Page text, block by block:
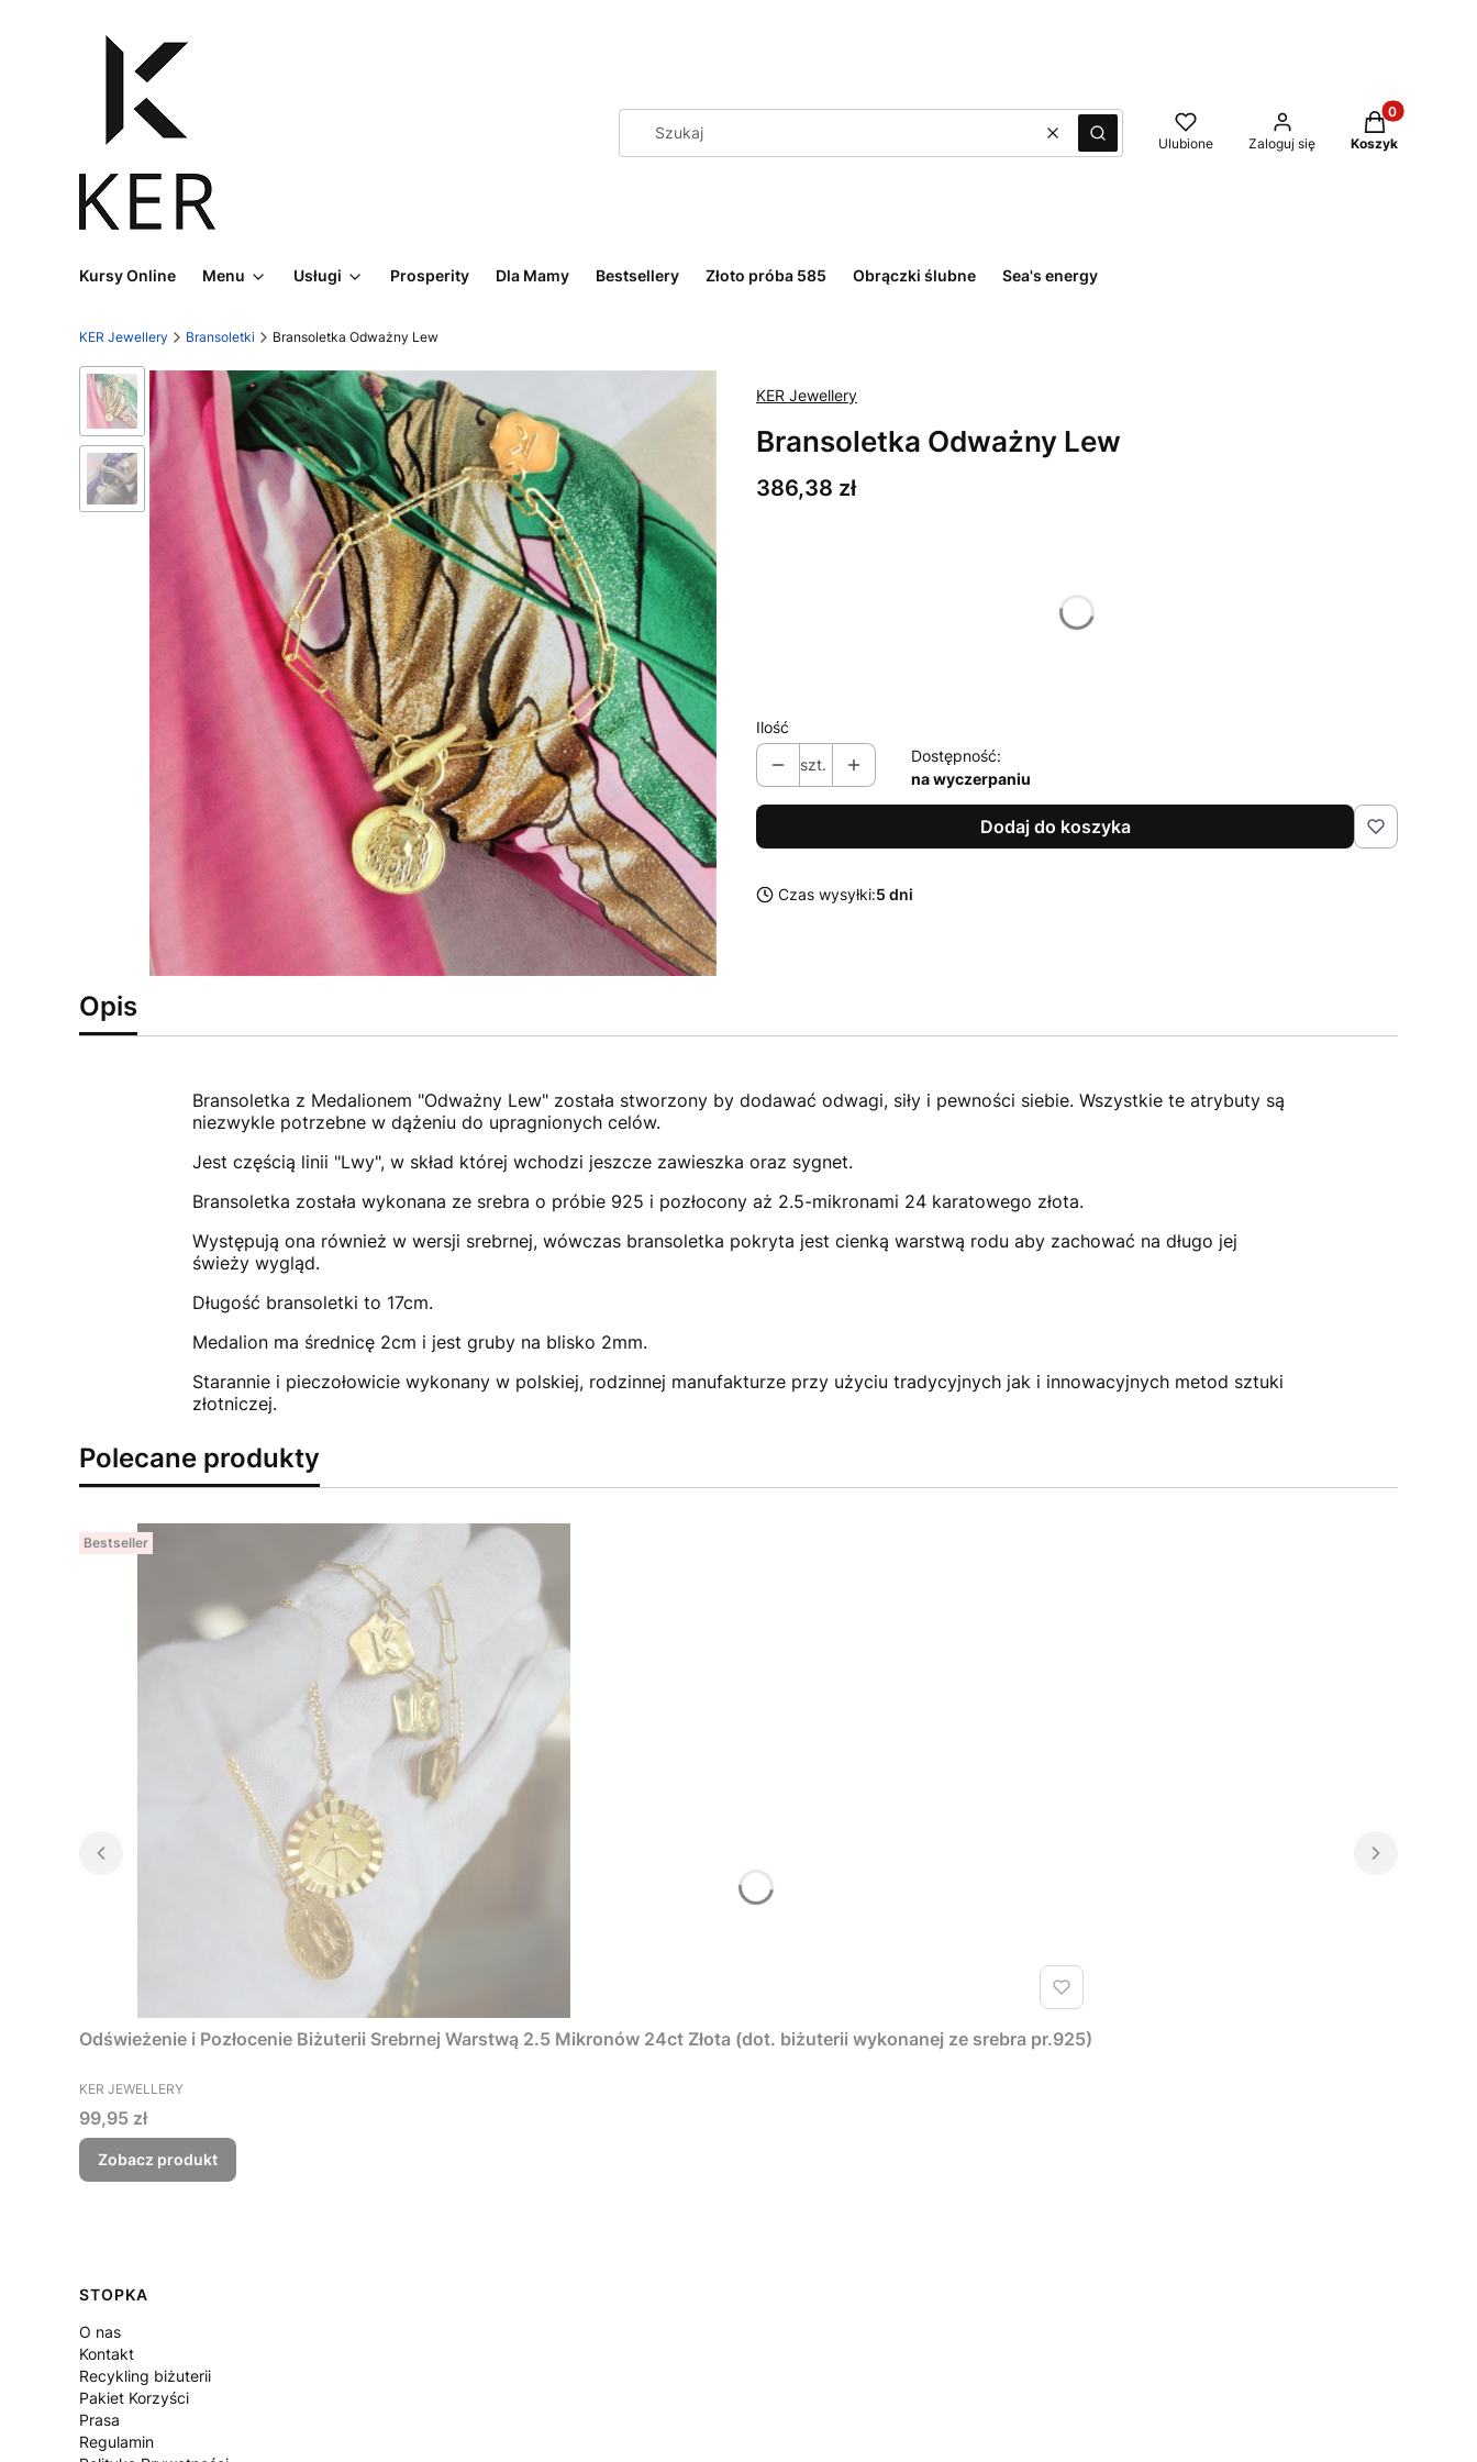
WyczyśćSzukaj Ulubione Zaloguj się
Produkty w
Koszyk
Kursy Online Menu Usługi Prosperity Dla Mamy Bestsellery Złoto próba 585 Obrączki ślubne Sea's energy
KER Jewellery Bransoletki Bransoletka Odważny Lew
KER Jewellery
Bransoletka Odważny Lew
Cena
386,38 zł
Ilość
szt.
Dostępność:
na wyczerpaniu
Dodaj do koszyka
Czas wysyłki:5 dni
Opis
Bransoletka z Medalionem "Odważny Lew" została stworzony by dodawać odwagi, siły i pewności siebie. Wszystkie te atrybuty są
niezwykle potrzebne w dążeniu do upragnionych celów.
Jest częścią linii "Lwy", w skład której wchodzi jeszcze zawieszka oraz sygnet.
Bransoletka została wykonana ze srebra o próbie 925 i pozłocony aż 2.5-mikronami 24 karatowego złota.
Występują ona również w wersji srebrnej, wówczas bransoletka pokryta jest cienką warstwą rodu aby zachować na długo jej
świeży wygląd.
Długość bransoletki to 17cm.
Medalion ma średnicę 2cm i jest gruby na blisko 2mm.
Starannie i pieczołowicie wykonany w polskiej, rodzinnej manufakturze przy użyciu tradycyjnych jak i innowacyjnych metod sztuki
złotniczej.
Polecane produkty
Bestseller
Odświeżenie i Pozłocenie Biżuterii Srebrnej Warstwą 2.5 Mikronów 24ct Złota (dot. biżuterii wykonanej ze srebra pr.925)
PRODUCENT
KER JEWELLERY
Cena
99,95 zł
Zobacz produkt
Linki w stopce
STOPKA
O nas
Kontakt
Recykling biżuterii
Pakiet Korzyści
Prasa
Regulamin